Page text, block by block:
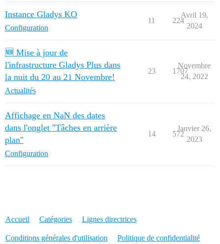
Instance Gladys KO
Configuration
11 224
Avril 19,
2024
🆕 Mise à jour de
l'infrastructure Gladys Plus dans
la nuit du 20 au 21 Novembre!
Actualités
23 1707
Novembre
24, 2022
Affichage en NaN des dates
dans l'onglet "Tâches en arrière
plan"
Configuration
14 572
Janvier 26,
2023
Accueil Catégories Lignes directrices
Conditions générales d'utilisation Politique de confidentialité